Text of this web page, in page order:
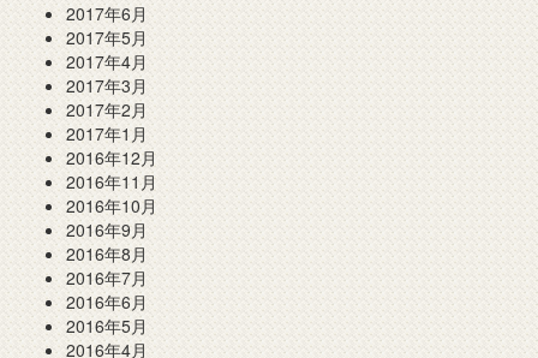
2017年6月
2017年5月
2017年4月
2017年3月
2017年2月
2017年1月
2016年12月
2016年11月
2016年10月
2016年9月
2016年8月
2016年7月
2016年6月
2016年5月
2016年4月